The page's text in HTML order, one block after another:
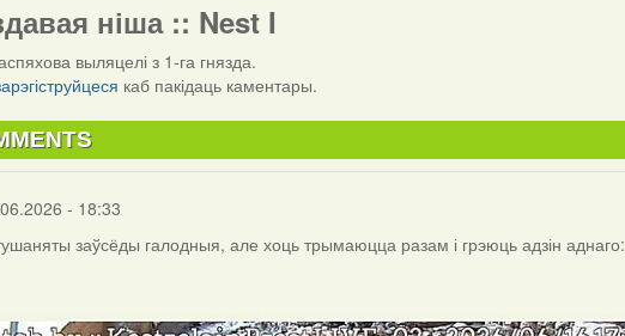
ніша :: Nest I
выляцелі з 1-га гнязда.
каб пакідаць каментары.
- 18:33
заўсёды галодныя, але хоць трымаюцца разам і грэюць адзін аднаго: